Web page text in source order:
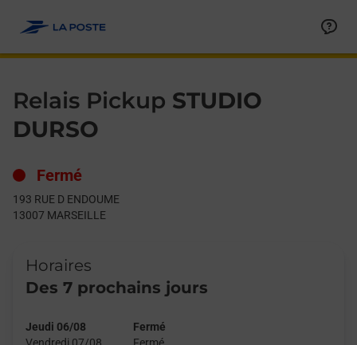
Relais Pickup STUDIO
DURSO
Fermé
193 RUE D ENDOUME
13007 MARSEILLE
Horaires
Des 7 prochains jours
Jeudi 06/08
Fermé